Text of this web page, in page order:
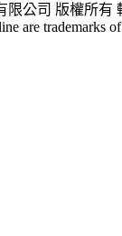
限公司 版權所有
are trademarks